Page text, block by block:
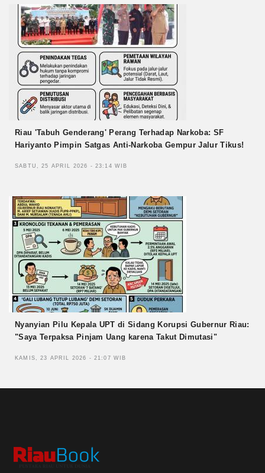
Riau 'Tabuh Genderang' Perang Terhadap Narkoba: SF
Hariyanto Pimpin Satgas Anti-Narkoba Gempur Jalur Tikus!
SABTU, 25 APRIL 2026 - 23:14 WIB
Nyanyian Pilu Kepala UPT di Sidang Korupsi Gubernur Riau:
"Saya Terpaksa Pinjam Uang karena Takut Dimutasi"
KAMIS, 23 APRIL 2026 - 21:07 WIB